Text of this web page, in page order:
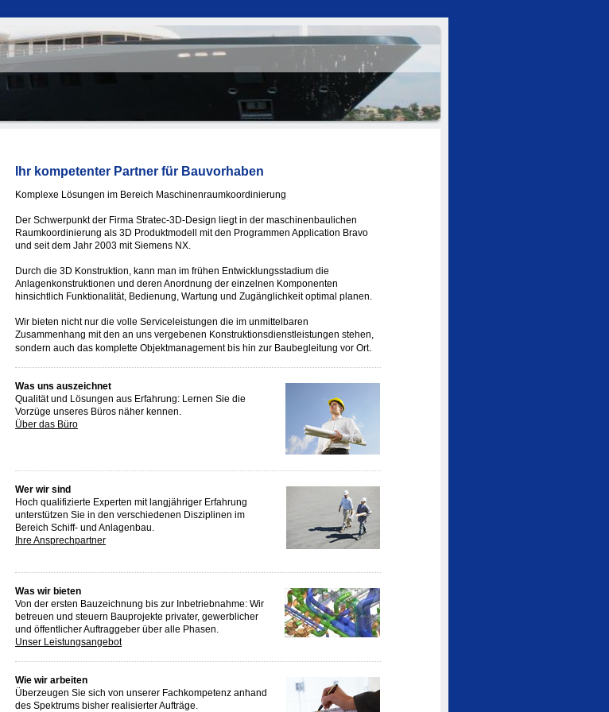
Ihr kompetenter Partner für Bauvorhaben
Komplexe Lösungen im Bereich Maschinenraumkoordinierung
Der Schwerpunkt der Firma Stratec-3D-Design liegt in der maschinenbaulichen
Raumkoordinierung als 3D Produktmodell mit den Programmen Application Bravo
und seit dem Jahr 2003 mit Siemens NX.
Durch die 3D Konstruktion, kann man im frühen Entwicklungsstadium die
Anlagenkonstruktionen und deren Anordnung der einzelnen Komponenten
hinsichtlich Funktionalität, Bedienung, Wartung und Zugänglichkeit optimal planen.
Wir bieten nicht nur die volle Serviceleistungen die im unmittelbaren
Zusammenhang mit den an uns vergebenen Konstruktionsdienstleistungen stehen,
sondern auch das komplette Objektmanagement bis hin zur Baubegleitung vor Ort.
Was uns auszeichnet
Qualität und Lösungen aus Erfahrung: Lernen Sie die
Vorzüge unseres Büros näher kennen.
Über das Büro
Wer wir sind
Hoch qualifizierte Experten mit langjähriger Erfahrung
unterstützen Sie in den verschiedenen Disziplinen im
Bereich Schiff- und Anlagenbau.
Ihre Ansprechpartner
Was wir bieten
Von der ersten Bauzeichnung bis zur Inbetriebnahme: Wir
betreuen und steuern Bauprojekte privater, gewerblicher
und öffentlicher Auftraggeber über alle Phasen.
Unser Leistungsangebot
Wie wir arbeiten
Überzeugen Sie sich von unserer Fachkompetenz anhand
des Spektrums bisher realisierter Aufträge.